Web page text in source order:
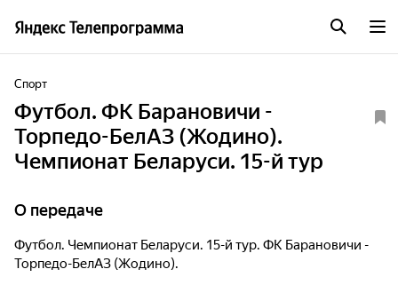
Спорт
Футбол. ФК Барановичи -
Торпедо-БелАЗ (Жодино).
Чемпионат Беларуси. 15-й тур
О передаче
Футбол. Чемпионат Беларуси. 15-й тур. ФК Барановичи -
Торпедо-БелАЗ (Жодино).